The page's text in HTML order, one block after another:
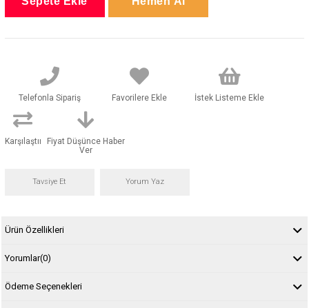
Telefonla Sipariş Favorilere Ekle İstek Listeme Ekle
Karşılaştır
Fiyat Düşünce Haber
Ver
Tavsiye Et Yorum Yaz
Ürün Özellikleri
Yorumlar(0)
Ödeme Seçenekleri